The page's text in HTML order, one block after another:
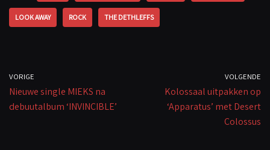
o
k
p
p
Li
n
LOOK AWAY ROCK THE DETHLEFFS
VORIGE
Nieuwe single MIEKS na
debuutalbum ‘INVINCIBLE’
VOLGENDE
Kolossaal uitpakken op
‘Apparatus’ met Desert
Colossus